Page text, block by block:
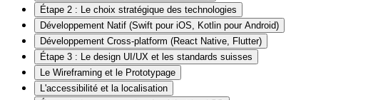
Étape 2 : Le choix stratégique des technologies
Développement Natif (Swift pour iOS, Kotlin pour Android)
Développement Cross-platform (React Native, Flutter)
Étape 3 : Le design UI/UX et les standards suisses
Le Wireframing et le Prototypage
L'accessibilité et la localisation